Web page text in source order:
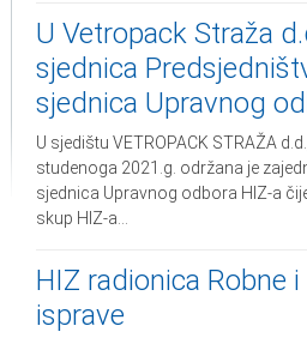
U Vetropack Straža
sjednica
sjednica Upravnog
U sjedištu VETROPACK STRAŽA
studenoga 2021.g. održana je
sjednica Upravnog odbora HIZ-a
skup HIZ-a...
HIZ radionica Robne
isprave